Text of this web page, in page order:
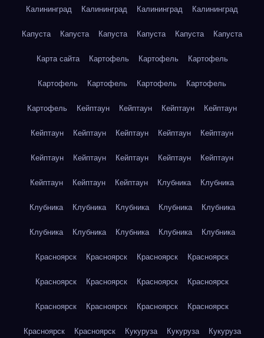
Калининград Калининград Калининград Калининград
Капуста Капуста Капуста Капуста Капуста Капуста
Карта сайта Картофель Картофель Картофель
Картофель Картофель Картофель Картофель
Картофель Кейптаун Кейптаун Кейптаун Кейптаун
Кейптаун Кейптаун Кейптаун Кейптаун Кейптаун
Кейптаун Кейптаун Кейптаун Кейптаун Кейптаун
Кейптаун Кейптаун Кейптаун Клубника Клубника
Клубника Клубника Клубника Клубника Клубника
Клубника Клубника Клубника Клубника Клубника
Красноярск Красноярск Красноярск Красноярск
Красноярск Красноярск Красноярск Красноярск
Красноярск Красноярск Красноярск Красноярск
Красноярск Красноярск Кукуруза Кукуруза Кукуруза